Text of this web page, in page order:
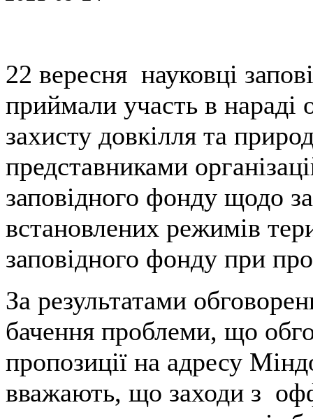
22 вересня науковці
приймали участь в нараді
захисту довкілля та
представниками
заповідного фонду щодо
встановлених режимів
заповідного фонду при
За результатами
бачення проблеми, що
пропозиції на адресу
вважають, що заходи з